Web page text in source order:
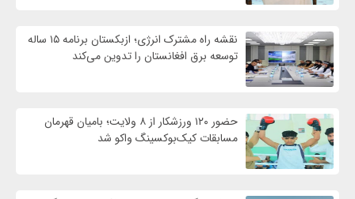
نقشه راه مشترک انرژی؛ ازبکستان برنامه ۱۵ ساله
توسعه برق افغانستان را تدوین می‌کند
حضور ۱۲۰ ورزشکار از ۸ ولایت؛ بامیان قهرمان
مسابقات کیک‌بوکسینگ واکو شد